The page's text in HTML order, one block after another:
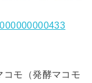
コモ（発酵マコモ